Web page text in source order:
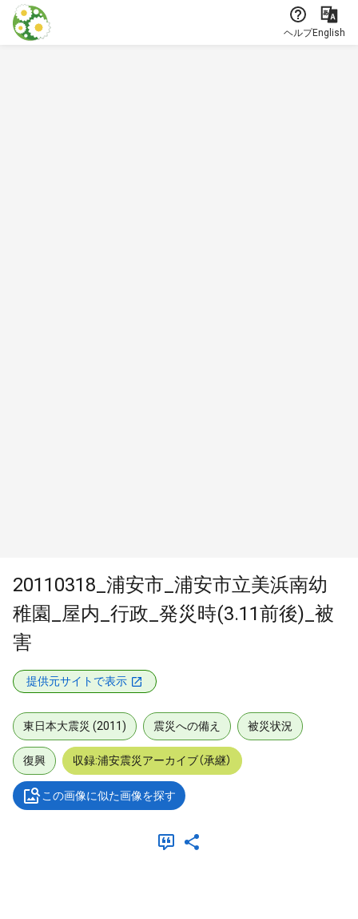
本文に飛ぶ
ヘルプEnglish
20110318_浦安市_浦安市立美浜南幼
稚園_屋内_行政_発災時(3.11前後)_被
害
提供元サイトで表示
東日本大震災 (2011) 震災への備え 被災状況
復興 収録:浦安震災アーカイブ（承継）
この画像に似た画像を探す